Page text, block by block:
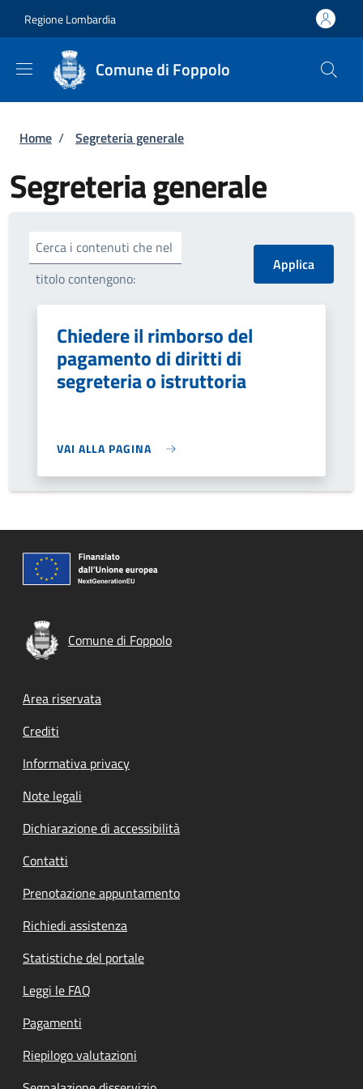
Regione Lombardia
Comune di Foppolo
Briciole di pane
Home / Segreteria generale
Segreteria generale
Cerca i contenuti che nel
titolo contengono:
Chiedere il rimborso del
pagamento di diritti di
segreteria o istruttoria
VAI ALLA PAGINA
Comune di Foppolo
Footer menu
Area riservata
Crediti
Informativa privacy
Note legali
Dichiarazione di accessibilità
Contatti
Prenotazione appuntamento
Richiedi assistenza
Statistiche del portale
Leggi le FAQ
Pagamenti
Riepilogo valutazioni